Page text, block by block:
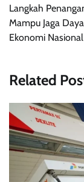
Langkah
Mampu Jaga
Ekonomi Nasional
Related